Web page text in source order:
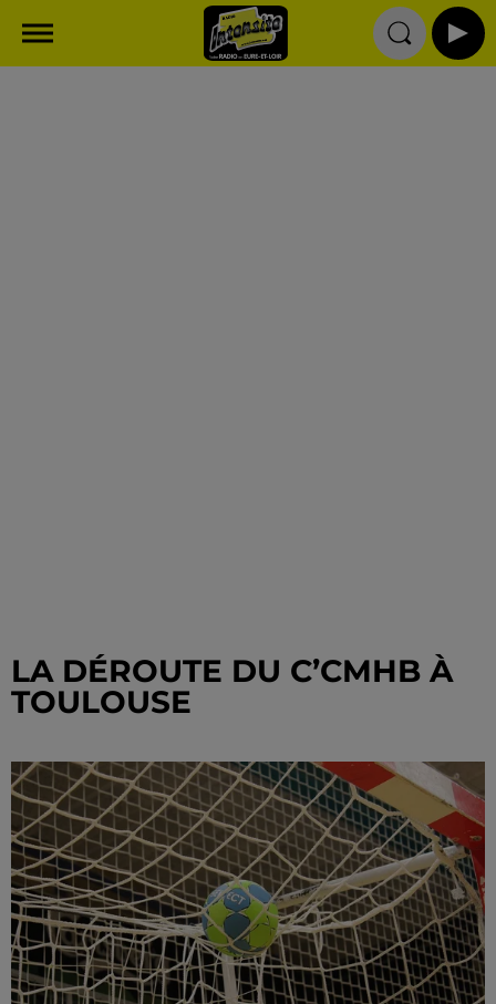
LA DÉROUTE DU C’CMHB À
TOULOUSE